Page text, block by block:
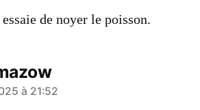
de noyer le poisson.
à 21:52